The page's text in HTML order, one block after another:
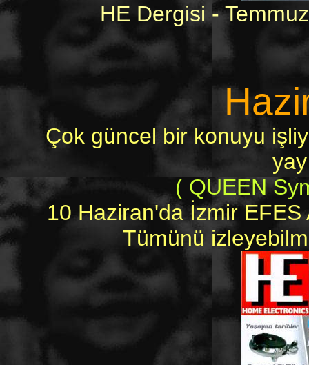
HE Dergisi -
Çok güncel bir konuyu
( QUEEN
10 Haziran'da İzmir
Tümünü